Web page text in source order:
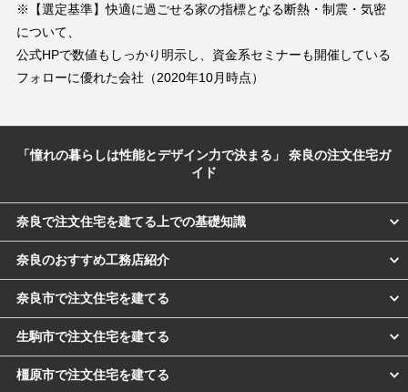
※【選定基準】快適に過ごせる家の指標となる断熱・制震・気密
について、
公式HPで数値もしっかり明示し、資金系セミナーも開催している
フォローに優れた会社（2020年10月時点）
「憧れの暮らしは性能とデザイン力で決まる」 奈良の注文住宅ガ
イド
奈良で注文住宅を建てる上での基礎知識
奈良のおすすめ工務店紹介
奈良市で注文住宅を建てる
生駒市で注文住宅を建てる
橿原市で注文住宅を建てる